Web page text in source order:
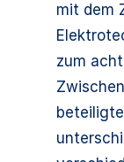
mit dem
zum